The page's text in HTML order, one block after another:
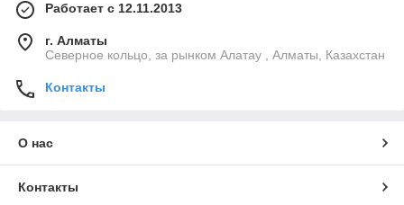
Работает с 12.11.2013
г. Алматы
Северное кольцо, за рынком Алатау , Алматы, Казахстан
Контакты
О нас
Контакты